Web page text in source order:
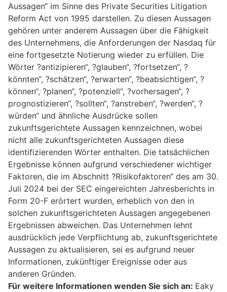
Aussagen“ im Sinne des Private Securities Litigation
Reform Act von 1995 darstellen. Zu diesen Aussagen
gehören unter anderem Aussagen über die Fähigkeit
des Unternehmens, die Anforderungen der Nasdaq für
eine fortgesetzte Notierung wieder zu erfüllen. Die
Wörter ?antizipieren“, ?glauben“, ?fortsetzen“, ?
könnten“, ?schätzen“, ?erwarten“, ?beabsichtigen“, ?
können“, ?planen“, ?potenziell“, ?vorhersagen“, ?
prognostizieren“, ?sollten“, ?anstreben“, ?werden“, ?
würden“ und ähnliche Ausdrücke sollen
zukunftsgerichtete Aussagen kennzeichnen, wobei
nicht alle zukunftsgerichteten Aussagen diese
identifizierenden Wörter enthalten. Die tatsächlichen
Ergebnisse können aufgrund verschiedener wichtiger
Faktoren, die im Abschnitt ?Risikofaktoren“ des am 30.
Juli 2024 bei der SEC eingereichten Jahresberichts in
Form 20-F erörtert wurden, erheblich von den in
solchen zukunftsgerichteten Aussagen angegebenen
Ergebnissen abweichen. Das Unternehmen lehnt
ausdrücklich jede Verpflichtung ab, zukunftsgerichtete
Aussagen zu aktualisieren, sei es aufgrund neuer
Informationen, zukünftiger Ereignisse oder aus
anderen Gründen.
Für weitere Informationen wenden Sie sich an: Eaky